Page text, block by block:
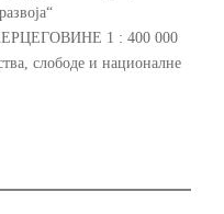
1 : 400 000
слободе и националне